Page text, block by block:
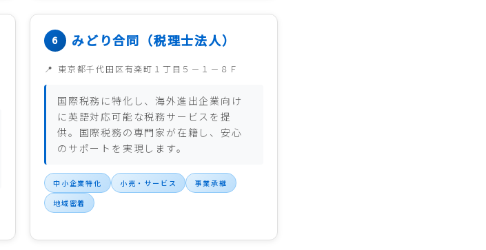
みどり合同（税理士法人）
東京都千代田区有楽町１丁目５－１－８Ｆ
国際税務に特化し、海外進出企業向け
に英語対応可能な税務サービスを提
供。国際税務の専門家が在籍し、安心
のサポートを実現します。
中小企業特化 小売・サービス
事業承継
地域密着